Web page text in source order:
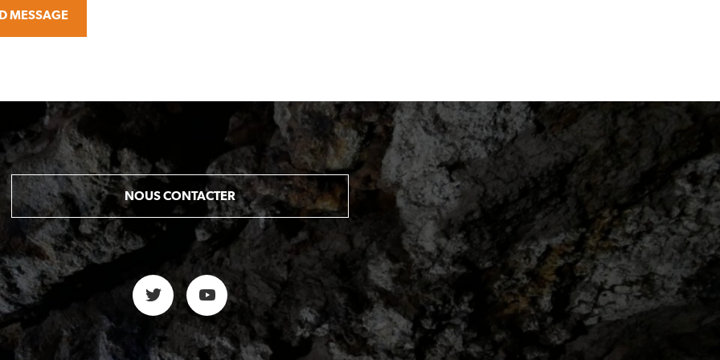
MESSAGE
NOUS CONTACTER